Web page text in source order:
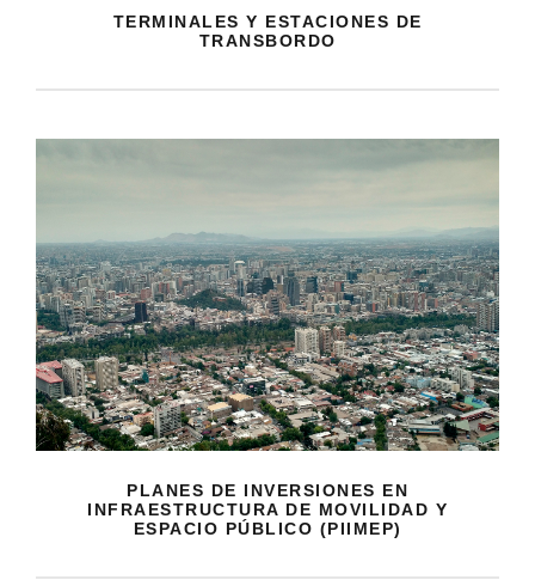
TERMINALES Y ESTACIONES DE
TRANSBORDO
PLANES DE INVERSIONES EN
INFRAESTRUCTURA DE MOVILIDAD Y
ESPACIO PÚBLICO (PIIMEP)